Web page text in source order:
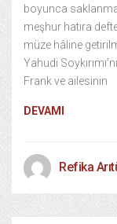
boyunca
meşhur hatıra
müze hâline
Yahudi
Frank ve ailesinin
DEVAMI
Refika